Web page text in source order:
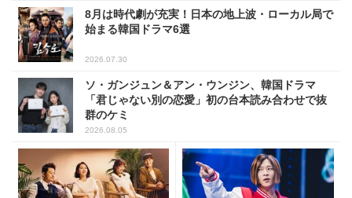
8月は時代劇が充実！日本の地上波・ローカル局で
始まる韓国ドラマ6選
2026.07.30
ソ・ガンジュン＆アン・ウンジン、韓国ドラマ
「君じゃない別の恋愛」初の台本読み合わせで抜
群のケミ
2026.08.05